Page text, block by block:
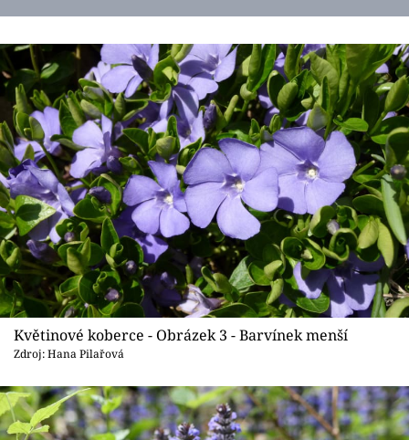
Květinové koberce - Obrázek 3 - Barvínek menší
Zdroj: Hana Pilařová